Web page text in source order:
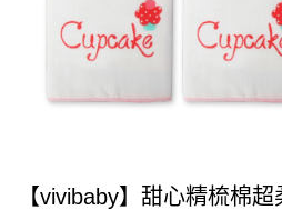
【vivibaby】甜心精梳棉